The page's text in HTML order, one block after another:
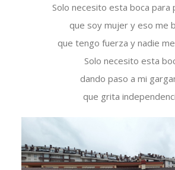
Solo necesito esta boca para
que soy mujer y eso me
que tengo fuerza y nadie
Solo necesito esta
dando paso a mi
que grita